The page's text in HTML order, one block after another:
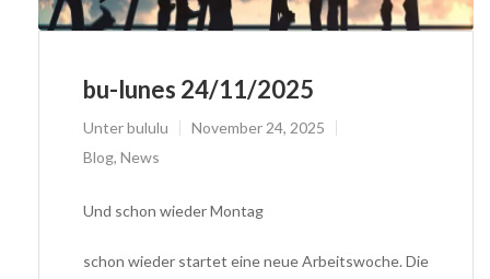
bu-lunes 24/11/2025
Unterbululu
November 24, 2025
Blog, News
Und schon wieder Montag
schon wieder startet eine neue Arbeitswoche. Die